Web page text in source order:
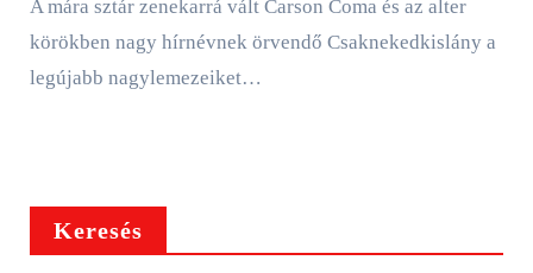
A mára sztár zenekarrá vált Carson Coma és az alter
körökben nagy hírnévnek örvendő Csaknekedkislány a
legújabb nagylemezeiket…
Keresés